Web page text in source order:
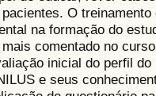
O
na formação do
comentado no
inicial do perfil
e seus